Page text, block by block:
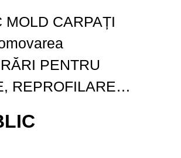
Cod fiscal:
707245,
PENTRU
REPROFILARE